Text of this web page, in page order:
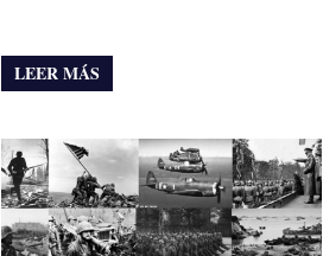
LEER MÁS